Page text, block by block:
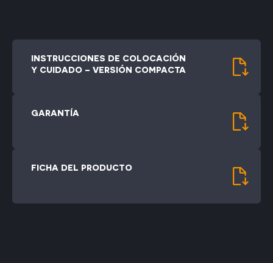
INSTRUCCIONES DE COLOCACIÓN
Y CUIDADO – VERSIÓN COMPACTA
GARANTÍA
FICHA DEL PRODUCTO